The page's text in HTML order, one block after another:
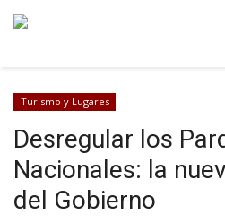
Turismo y Lugares
Desregular los
Nacionales: la
del Gobierno